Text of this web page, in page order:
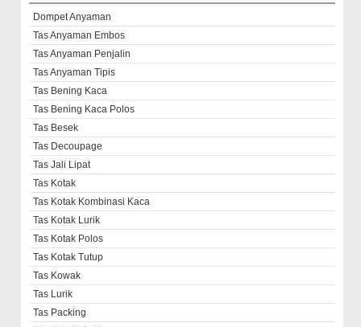
Dompet Anyaman
Tas Anyaman Embos
Tas Anyaman Penjalin
Tas Anyaman Tipis
Tas Bening Kaca
Tas Bening Kaca Polos
Tas Besek
Tas Decoupage
Tas Jali Lipat
Tas Kotak
Tas Kotak Kombinasi Kaca
Tas Kotak Lurik
Tas Kotak Polos
Tas Kotak Tutup
Tas Kowak
Tas Lurik
Tas Packing